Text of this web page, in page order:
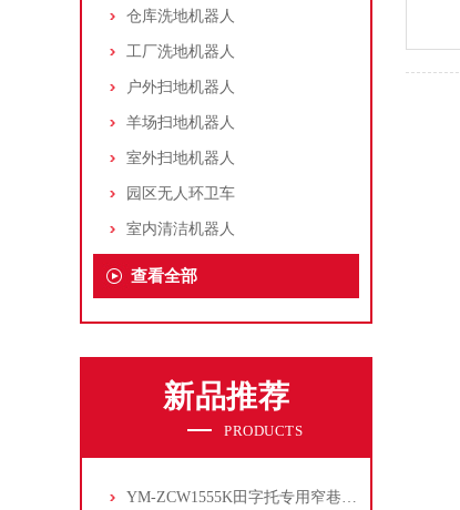
仓库洗地机器人
工厂洗地机器人
户外扫地机器人
羊场扫地机器人
室外扫地机器人
园区无人环卫车
室内清洁机器人
查看全部
新品推荐
PRODUCTS
YM-ZCW1555K田字托专用窄巷道叉车机器人